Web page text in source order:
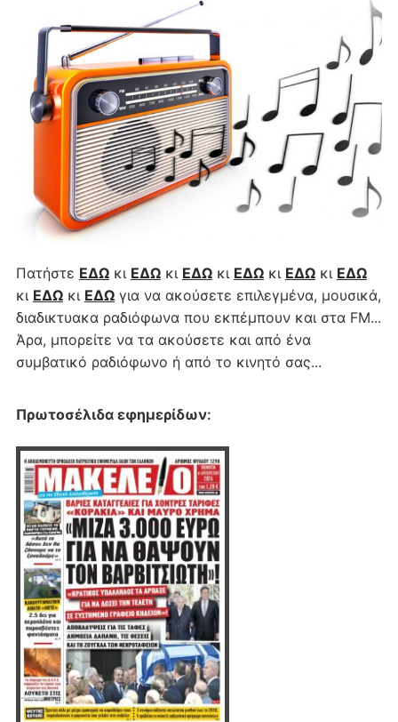
Πατήστε ΕΔΩκι ΕΔΩκι ΕΔΩκι ΕΔΩκι ΕΔΩκι ΕΔΩ
κι ΕΔΩκι ΕΔΩγια να ακούσετε επιλεγμένα, μουσικά,
διαδικτυακα ραδιόφωνα που εκπέμπουν και στα FM...
Άρα, μπορείτε να τα ακούσετε και από ένα
συμβατικό ραδιόφωνο ή από το κινητό σας...
Πρωτοσέλιδα εφημερίδων: